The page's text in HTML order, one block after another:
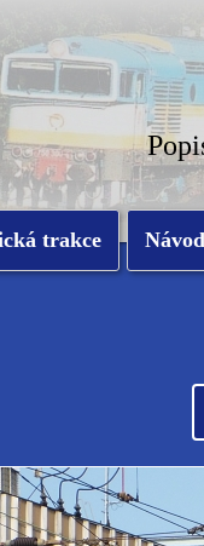
trakce